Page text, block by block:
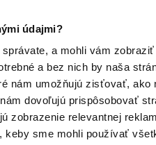
údajmi?
a mohli vám
a bez nich by naša
nám umožňujú zisťovať, ako
dovoľujú prispôsobovať
zobrazenie relevantnej
keby sme mohli používať